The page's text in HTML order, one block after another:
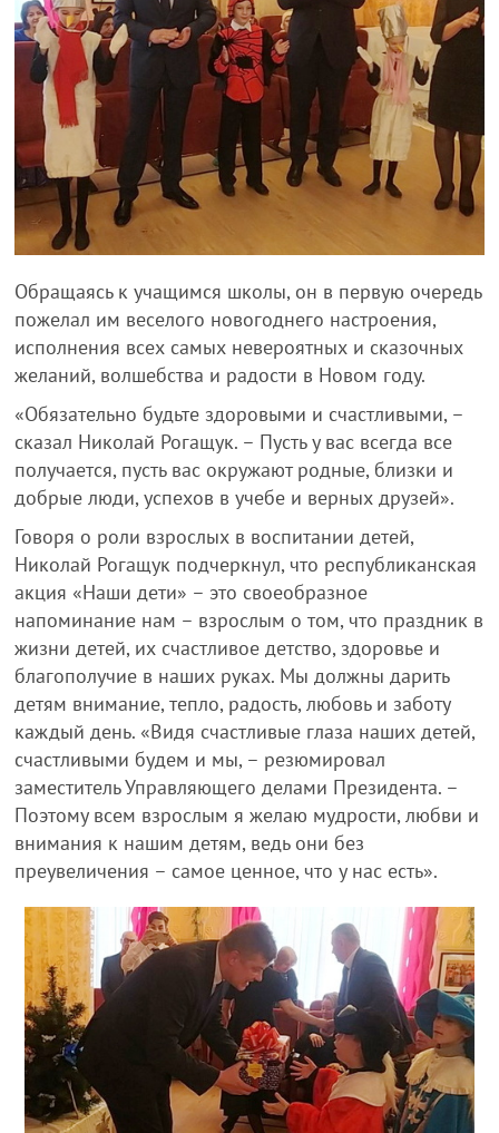
Обращаясь к учащимся школы, он в первую очередь
пожелал им веселого новогоднего настроения,
исполнения всех самых невероятных и сказочных
желаний, волшебства и радости в Новом году.
«Обязательно будьте здоровыми и счастливыми, –
сказал Николай Рогащук. – Пусть у вас всегда все
получается, пусть вас окружают родные, близки и
добрые люди, успехов в учебе и верных друзей».
Говоря о роли взрослых в воспитании детей,
Николай Рогащук подчеркнул, что республиканская
акция «Наши дети» – это своеобразное
напоминание нам – взрослым о том, что праздник в
жизни детей, их счастливое детство, здоровье и
благополучие в наших руках. Мы должны дарить
детям внимание, тепло, радость, любовь и заботу
каждый день. «Видя счастливые глаза наших детей,
счастливыми будем и мы, – резюмировал
заместитель Управляющего делами Президента. –
Поэтому всем взрослым я желаю мудрости, любви и
внимания к нашим детям, ведь они без
преувеличения – самое ценное, что у нас есть».